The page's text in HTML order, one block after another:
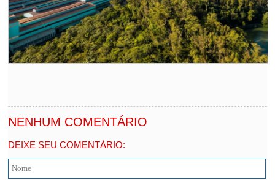
NENHUM COMENTÁRIO
DEIXE SEU COMENTÁRIO: